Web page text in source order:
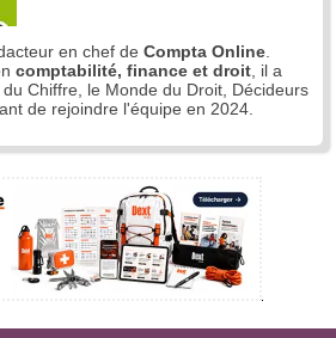
en chef de Compta Online
comptabilité, finance et droit , il a
Chiffre, le Monde du Droit, Décideurs
de rejoindre l'équipe en 2024.